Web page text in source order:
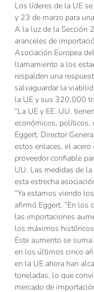
Los líderes de la UE
y 23 de marzo para
A la luz de la Sección
aranceles de
Asociación Europea
llamamiento a los
respalden una
salvaguardar la
la UE y sus 320,000
“La UE y EE. UU.
económicos, políticos,
Eggert, Director
estos enlaces, el
proveedor confiable
UU. Las medidas de
esta estrecha
“Ya estamos viendo
afirmó Eggert. “En los
las importaciones
los máximos
Este aumento se
en los últimos cinco
en la UE ahora han
toneladas, lo que
mercado de